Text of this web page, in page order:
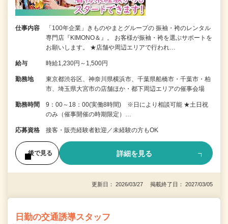
仕事内容
「100年企業」きものやまとグループの 振袖・袴のレンタル
専門店『KIMONO＆』。 お客様が振袖・袴を選ぶサポートを
お願いします。 ★店舗や周辺エリアで行われ…
給与 時給1,230円～1,500円
勤務地
東京都渋谷区、神奈川県横浜市、千葉県船橋市・千葉市・柏
市、埼玉県大宮市の店舗ほか・都下周辺エリアの催事会場
勤務時間
9：00～18：00(実働8時間) ※日により相談可能 ★土日祝
のみ（催事開催の時期限定）…
応募資格 接客・販売経験者歓迎／未経験の方もOK
後で見る 詳細を見る
更新日： 2026/03/27 掲載終了日： 2027/03/05
日勤の交通誘導スタッフ